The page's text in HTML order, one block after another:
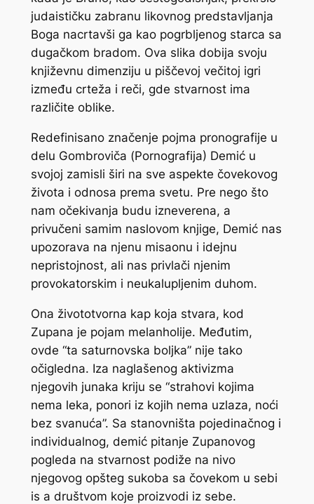
judaističku zabranu likovnog predstavljanja
Boga nacrtavši ga kao pogrbljenog starca sa
dugačkom bradom. Ova slika dobija svoju
književnu dimenziju u piščevoj večitoj igri
između crteža i reči, gde stvarnost ima
različite oblike.
Redefinisano značenje pojma pronografije u
delu Gombroviča (Pornografija) Demić u
svojoj zamisli širi na sve aspekte čovekovog
života i odnosa prema svetu. Pre nego što
nam očekivanja budu izneverena, a
privučeni samim naslovom knjige, Demić nas
upozorava na njenu misaonu i idejnu
nepristojnost, ali nas privlači njenim
provokatorskim i neukalupljenim duhom.
Ona živototvorna kap koja stvara, kod
Zupana je pojam melanholije. Međutim,
ovde “ta saturnovska boljka” nije tako
očigledna. Iza naglašenog aktivizma
njegovih junaka kriju se “strahovi kojima
nema leka, ponori iz kojih nema uzlaza, noći
bez svanuća”. Sa stanovništa pojedinačnog i
individualnog, demić pitanje Zupanovog
pogleda na stvarnost podiže na nivo
njegovog opšteg sukoba sa čovekom u sebi
is a društvom koje proizvodi iz sebe.